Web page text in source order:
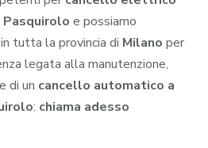
e possiamo
tutta la provincia di Milano per
legata alla manutenzione,
di un cancello automatico a
: chiama adesso